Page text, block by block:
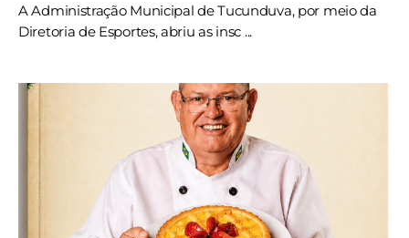
A Administração Municipal de Tucunduva, por meio da
Diretoria de Esportes, abriu as insc ...